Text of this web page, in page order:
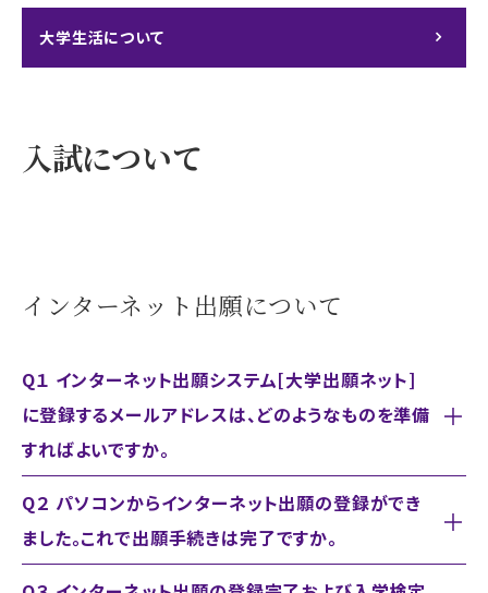
大学生活について
入試について
インターネット出願について
Q１ インターネット出願システム[大学出願ネット]
に登録するメールアドレスは、どのようなものを準備
すればよいですか。
Q２ パソコンからインターネット出願の登録ができ
ました。これで出願手続きは完了ですか。